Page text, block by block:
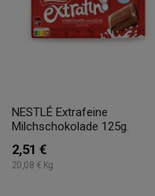
NESTLÉ Extrafeine
Milchschokolade 125g.
2,51 €
20,08 € Kg